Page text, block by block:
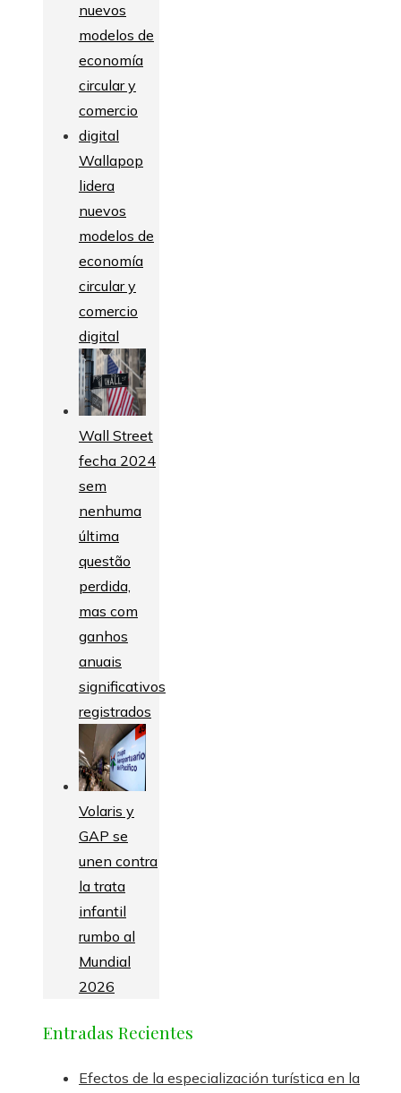
Wallapop
lidera
nuevos
modelos de
economía
circular y
comercio
digital
Wall Street
fecha 2024
sem
nenhuma
última
questão
perdida,
mas com
ganhos
anuais
significativos
registrados
Volaris y
GAP se
unen contra
la trata
infantil
rumbo al
Mundial
2026
Entradas Recientes
Efectos de la especialización turística en la